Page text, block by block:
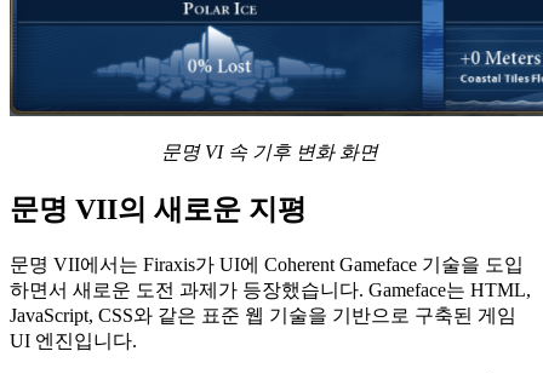
문명 VI 속 기후 변화 화면
문명 VII의 새로운 지평
문명 VII에서는 Firaxis가 UI에 Coherent Gameface 기술을 도입
하면서 새로운 도전 과제가 등장했습니다. Gameface는 HTML,
JavaScript, CSS와 같은 표준 웹 기술을 기반으로 구축된 게임
UI 엔진입니다.